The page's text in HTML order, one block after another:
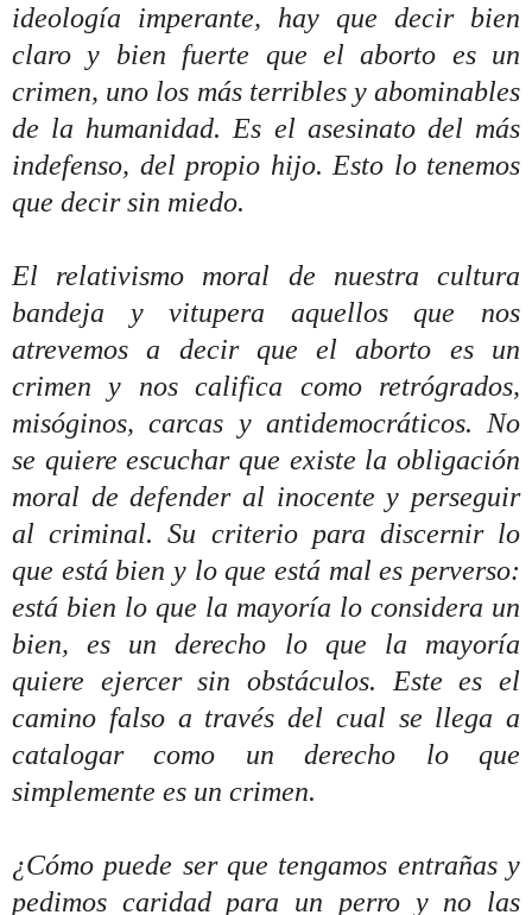
ideología imperante, hay que decir bien
claro y bien fuerte que el aborto es un
crimen, uno los más terribles y abominables
de la humanidad. Es el asesinato del más
indefenso, del propio hijo. Esto lo tenemos
que decir sin miedo.
El relativismo moral de nuestra cultura
bandeja y vitupera aquellos que nos
atrevemos a decir que el aborto es un
crimen y nos califica como retrógrados,
misóginos, carcas y antidemocráticos. No
se quiere escuchar que existe la obligación
moral de defender al inocente y perseguir
al criminal. Su criterio para discernir lo
que está bien y lo que está mal es perverso:
está bien lo que la mayoría lo considera un
bien, es un derecho lo que la mayoría
quiere ejercer sin obstáculos. Este es el
camino falso a través del cual se llega a
catalogar como un derecho lo que
simplemente es un crimen.
¿Cómo puede ser que tengamos entrañas y
pedimos caridad para un perro y no las